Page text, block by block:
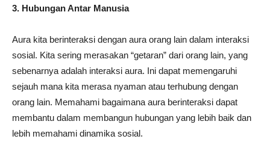
3. Hubungan Antar Manusia
Aura kita berinteraksi dengan aura orang lain dalam interaksi
sosial. Kita sering merasakan “getaran” dari orang lain, yang
sebenarnya adalah interaksi aura. Ini dapat memengaruhi
sejauh mana kita merasa nyaman atau terhubung dengan
orang lain. Memahami bagaimana aura berinteraksi dapat
membantu dalam membangun hubungan yang lebih baik dan
lebih memahami dinamika sosial.